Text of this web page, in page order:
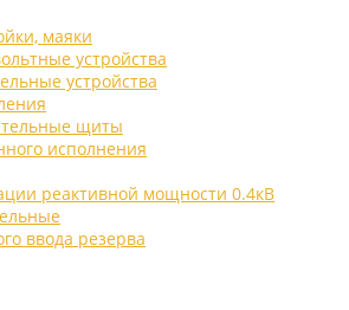
маяки
устройства
устройства
щиты
исполнения
реактивной мощности 0.4кВ
ввода резерва